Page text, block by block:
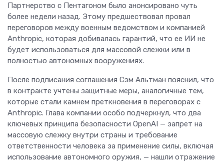
Партнерство с Пентагоном было анонсировано чуть
более недели назад. Этому предшествовал провал
переговоров между военным ведомством и компанией
Anthropic, которая добивалась гарантий, что ее ИИ не
будет использоваться для массовой слежки или в
полностью автономных вооружениях.
После подписания соглашения Сэм Альтман пояснил, что
в контракте учтены защитные меры, аналогичные тем,
которые стали камнем преткновения в переговорах с
Anthropic. Глава компании особо подчеркнул, что два
ключевых принципа безопасности OpenAI — запрет на
массовую слежку внутри страны и требование
ответственности человека за применение силы, включая
использование автономного оружия, — нашли отражение